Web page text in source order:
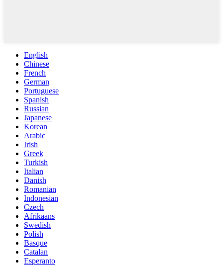
English
Chinese
French
German
Portuguese
Spanish
Russian
Japanese
Korean
Arabic
Irish
Greek
Turkish
Italian
Danish
Romanian
Indonesian
Czech
Afrikaans
Swedish
Polish
Basque
Catalan
Esperanto